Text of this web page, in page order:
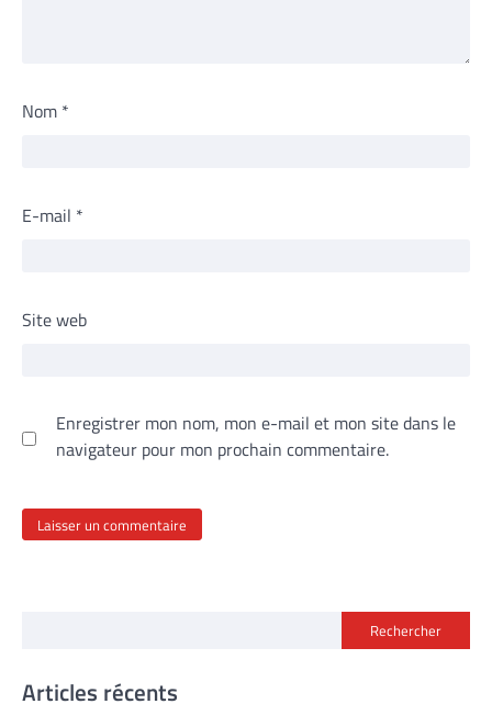
Nom *
E-mail *
Site web
Enregistrer mon nom, mon e-mail et mon site dans le
navigateur pour mon prochain commentaire.
Rechercher
Articles récents